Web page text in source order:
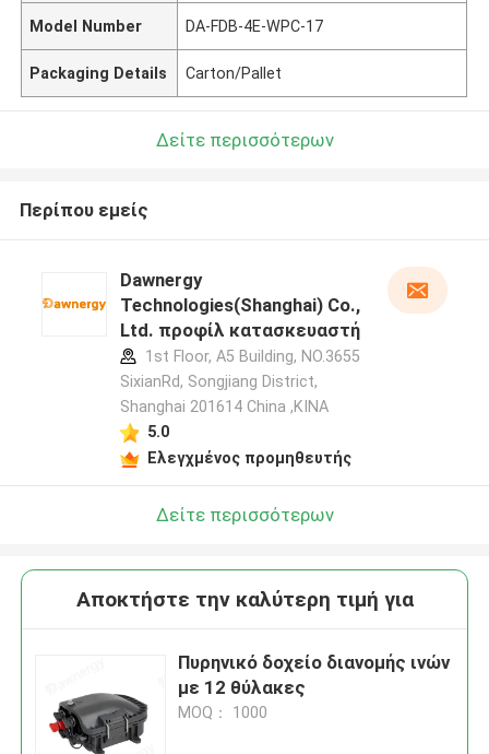
Model Number DA-FDB-4E-WPC-17
Packaging Details Carton/Pallet
Δείτε περισσότερων
Περίπου εμείς
Dawnergy
Technologies(Shanghai) Co.,
Ltd. προφίλ κατασκευαστή
1st Floor, A5 Building, NO.3655
SixianRd, Songjiang District,
Shanghai 201614 China ,ΚΙΝΑ
5.0
Ελεγχμένος προμηθευτής
Δείτε περισσότερων
Αποκτήστε την καλύτερη τιμή για
Πυρηνικό δοχείο διανομής ινών
με 12 θύλακες
MOQ： 1000